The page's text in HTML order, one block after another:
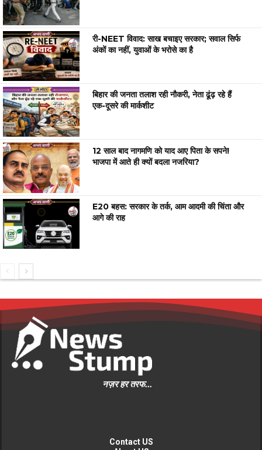
री-NEET विवाद: साख बचाइए सरकार; सवाल सिर्फ
अंकों का नहीं, युवाओं के भरोसे का है
बिहार की जनता तलाश रही नौकरी, नेता ढूंढ़ रहे हैं
एक-दूसरे की मार्कशीट
12 साल बाद नागमणि को याद आए पिता के सपने!
भाजपा में आते ही क्यों बदला नजरिया?
E20 बहस: सरकार के तर्क, आम आदमी की चिंता और
आगे की राह
नज़र हर तरफ...
Contact US